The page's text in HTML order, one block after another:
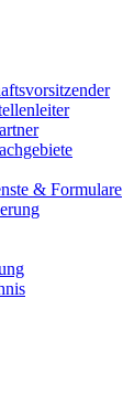
& Formulare